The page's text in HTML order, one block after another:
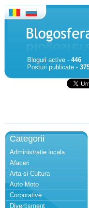
Bloguri active - 446
Posturi publicate -
Categorii
Administratie locala
Afaceri
Arta si Cultura
Auto Moto
Corporative
Divertisment